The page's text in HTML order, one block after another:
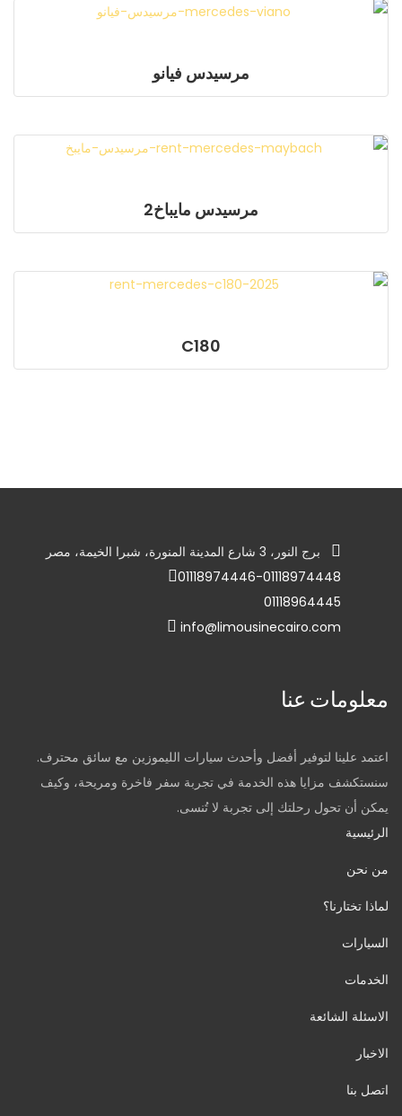
مرسيدس فيانو
مرسيدس مايباخ2
C180
برج النور، 3 شارع المدينة المنورة، شبرا الخيمة، مصر
01118974446-01118974448
01118964445
info@limousinecairo.com
معلومات عنا
اعتمد علينا لتوفير أفضل وأحدث سيارات الليموزين مع سائق محترف.
سنستكشف مزايا هذه الخدمة في تجربة سفر فاخرة ومريحة، وكيف
يمكن أن تحول رحلتك إلى تجربة لا تُنسى.
الرئيسية
من نحن
لماذا تختارنا؟
السيارات
الخدمات
الاسئلة الشائعة
الاخبار
اتصل بنا